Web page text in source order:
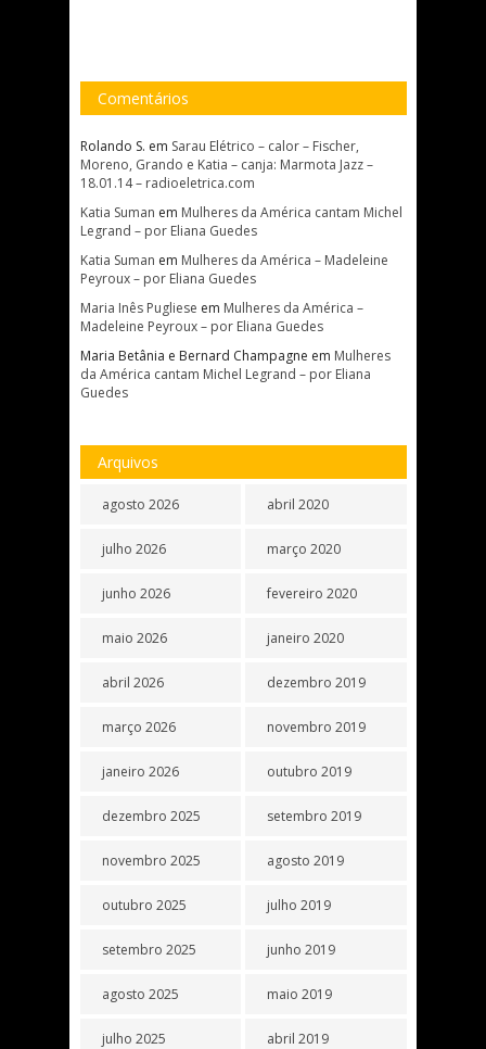
Comentários
Rolando S. em Sarau Elétrico – calor – Fischer,
Moreno, Grando e Katia – canja: Marmota Jazz –
18.01.14 – radioeletrica.com
Katia Suman em Mulheres da América cantam Michel
Legrand – por Eliana Guedes
Katia Suman em Mulheres da América – Madeleine
Peyroux – por Eliana Guedes
Maria Inês Pugliese em Mulheres da América –
Madeleine Peyroux – por Eliana Guedes
Maria Betânia e Bernard Champagne em Mulheres
da América cantam Michel Legrand – por Eliana
Guedes
Arquivos
agosto 2026
julho 2026
junho 2026
maio 2026
abril 2026
março 2026
janeiro 2026
dezembro 2025
novembro 2025
outubro 2025
setembro 2025
agosto 2025
julho 2025
abril 2020
março 2020
fevereiro 2020
janeiro 2020
dezembro 2019
novembro 2019
outubro 2019
setembro 2019
agosto 2019
julho 2019
junho 2019
maio 2019
abril 2019